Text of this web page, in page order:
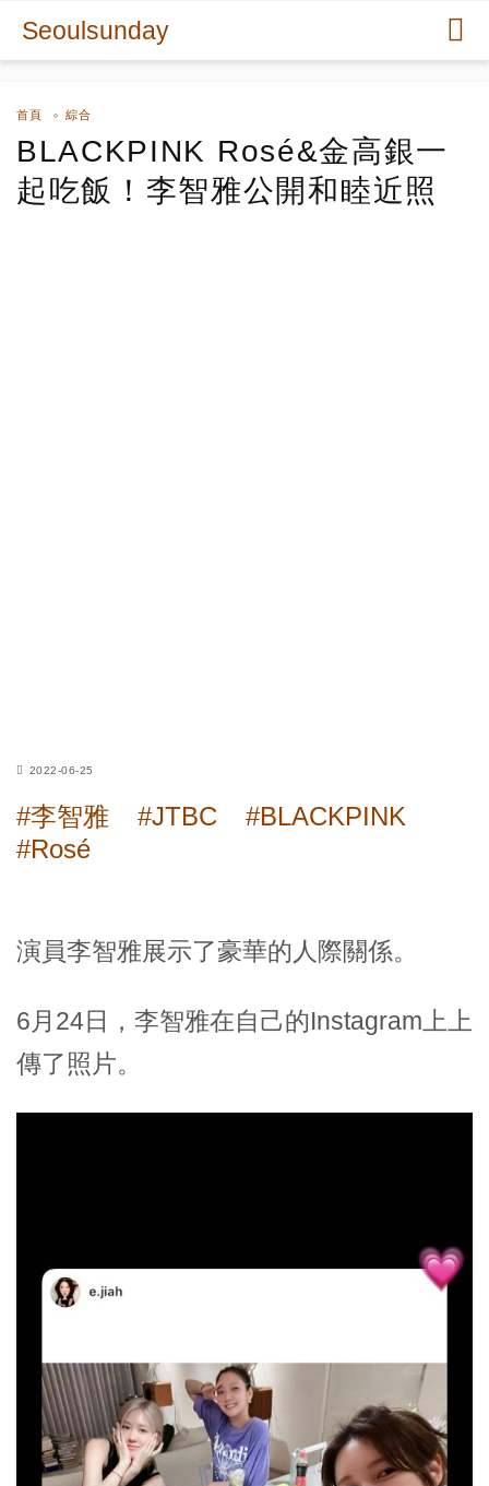
Seoulsunday
首頁 綜合
BLACKPINK Rosé&金高銀一
起吃飯！李智雅公開和睦近照
2022-06-25
#李智雅 #JTBC
#BLACKPINK
#Rosé
演員李智雅展示了豪華的人際關係。
6月24日，李智雅在自己的Instagram上上
傳了照片。